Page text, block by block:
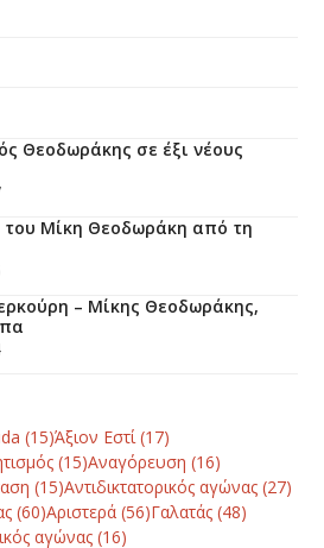
Θεοδωράκης σε έξι νέους
Μίκη Θεοδωράκη από τη
– Μίκης Θεοδωράκης,
(15)Άξιον Εστί(17)
(15)Αναγόρευση (16)
(15)Αντιδικτατορικός αγώνας (27)
(60)Αριστερά (56)Γαλατάς (48)
αγώνας (16)